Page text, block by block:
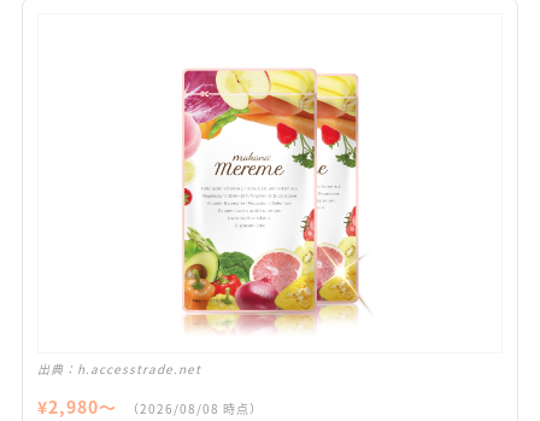
出典： h.accesstrade.net
¥2,980〜 （2026/08/08 時点）